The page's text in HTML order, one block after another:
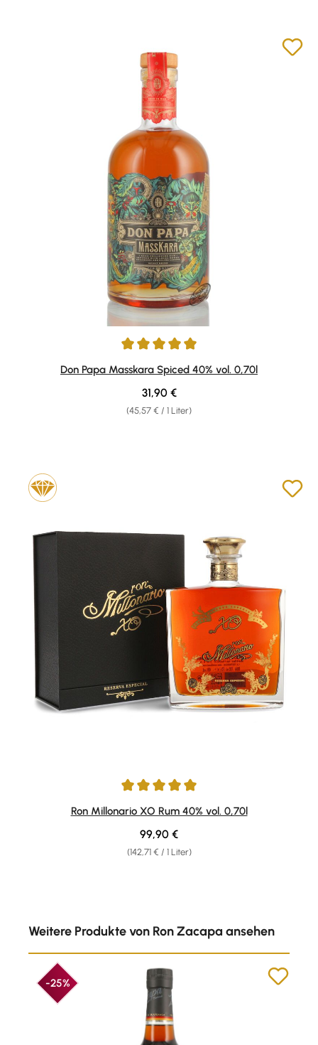
Durchschnittliche Bewertung von 4.89 von 5 Sternen
Don Papa Masskara Spiced 40% vol. 0,70l
(45,57 € / 1 Liter)
Regulärer Preis:
31,90 €
Durchschnittliche Bewertung von 4.93 von 5 Sternen
Ron Millonario XO Rum 40% vol. 0,70l
(142,71 € / 1 Liter)
Regulärer Preis:
99,90 €
Weitere Produkte von Ron Zacapa ansehen
-25%